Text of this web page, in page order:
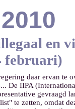
en
februari)
daar ervan te
De IIPA
gevraagd
te zetten, omdat